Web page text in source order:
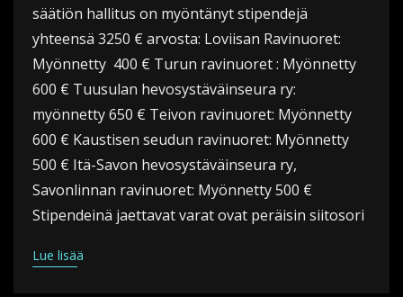
säätiön hallitus on myöntänyt stipendejä
yhteensä 3250 € arvosta: Loviisan Ravinuoret:
Myönnetty 400 € Turun ravinuoret : Myönnetty
600 € Tuusulan hevosystäväinseura ry:
myönnetty 650 € Teivon ravinuoret: Myönnetty
600 € Kaustisen seudun ravinuoret: Myönnetty
500 € Itä-Savon hevosystäväinseura ry,
Savonlinnan ravinuoret: Myönnetty 500 €
Stipendeinä jaettavat varat ovat peräisin siitosori
Lue lisää